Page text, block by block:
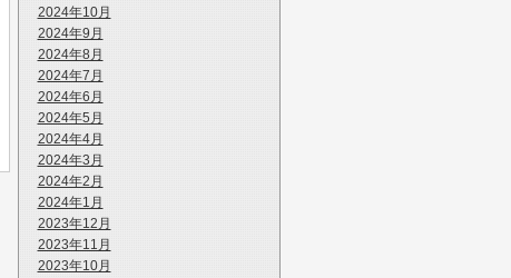
2024年10月
2024年9月
2024年8月
2024年7月
2024年6月
2024年5月
2024年4月
2024年3月
2024年2月
2024年1月
2023年12月
2023年11月
2023年10月